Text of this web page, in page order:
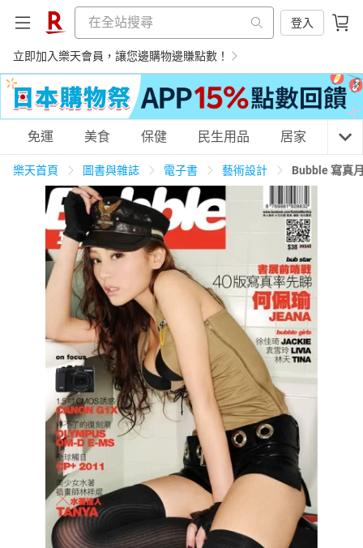
登入
立即加入樂天會員，讓您邊購物邊賺點數！
購物網分類
天天免運 美食蛋糕 養生保健 民生用品
居家生活 3C家電 運動休閒 親子玩具
女裝 男裝 化妝保養 情趣用品
日本購物 電子/紙本書
HOT
免運 美食 保健 民生用品 居家 3C
樂天首頁 圖書與雜誌 電子書 藝術設計 Bubble 寫真